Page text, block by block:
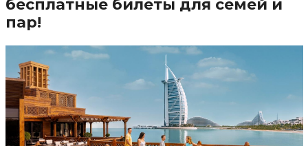
бесплатные билеты для семей и
пар!